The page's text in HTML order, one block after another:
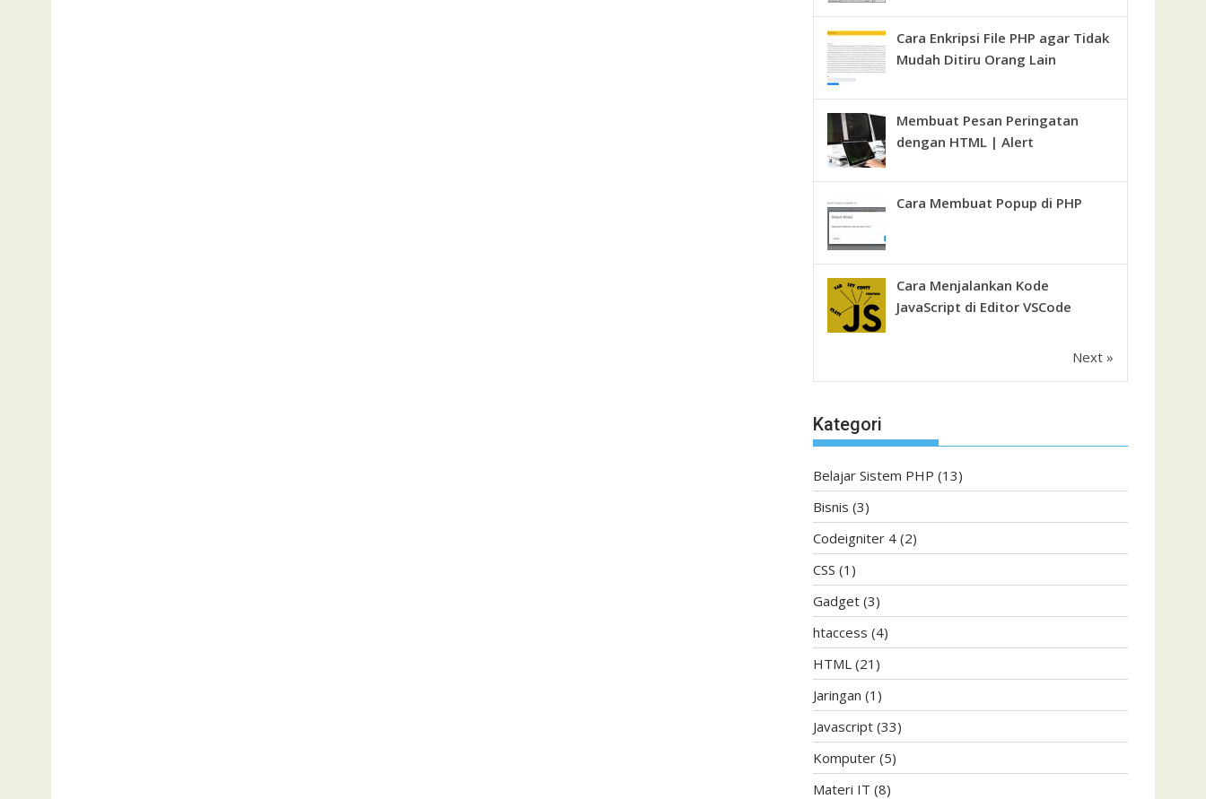
Cara Enkripsi File PHP agar Tidak
Mudah Ditiru Orang Lain
Membuat Pesan Peringatan
dengan HTML | Alert
Cara Membuat Popup di PHP
Cara Menjalankan Kode
JavaScript di Editor VSCode
Next »
Kategori
Belajar Sistem PHP (13)
Bisnis (3)
Codeigniter 4 (2)
CSS (1)
Gadget (3)
htaccess (4)
HTML (21)
Jaringan (1)
Javascript (33)
Komputer (5)
Materi IT (8)